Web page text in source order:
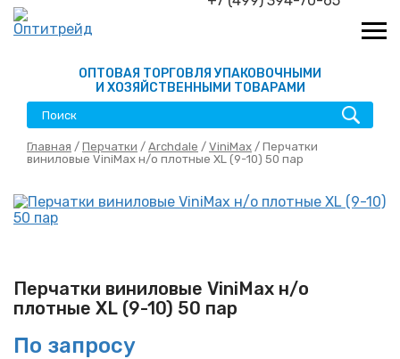
ОПТОВАЯ ТОРГОВЛЯ УПАКОВОЧНЫМИ
И ХОЗЯЙСТВЕННЫМИ ТОВАРАМИ
Главная / Перчатки / Archdale / ViniMax / Перчатки
виниловые ViniMax н/о плотные XL (9-10) 50 пар
Перчатки виниловые ViniMax н/о
плотные XL (9-10) 50 пар
По запросу